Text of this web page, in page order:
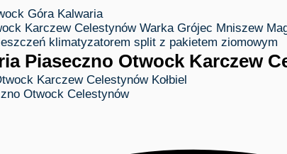
Piaseczno Otwock Karczew